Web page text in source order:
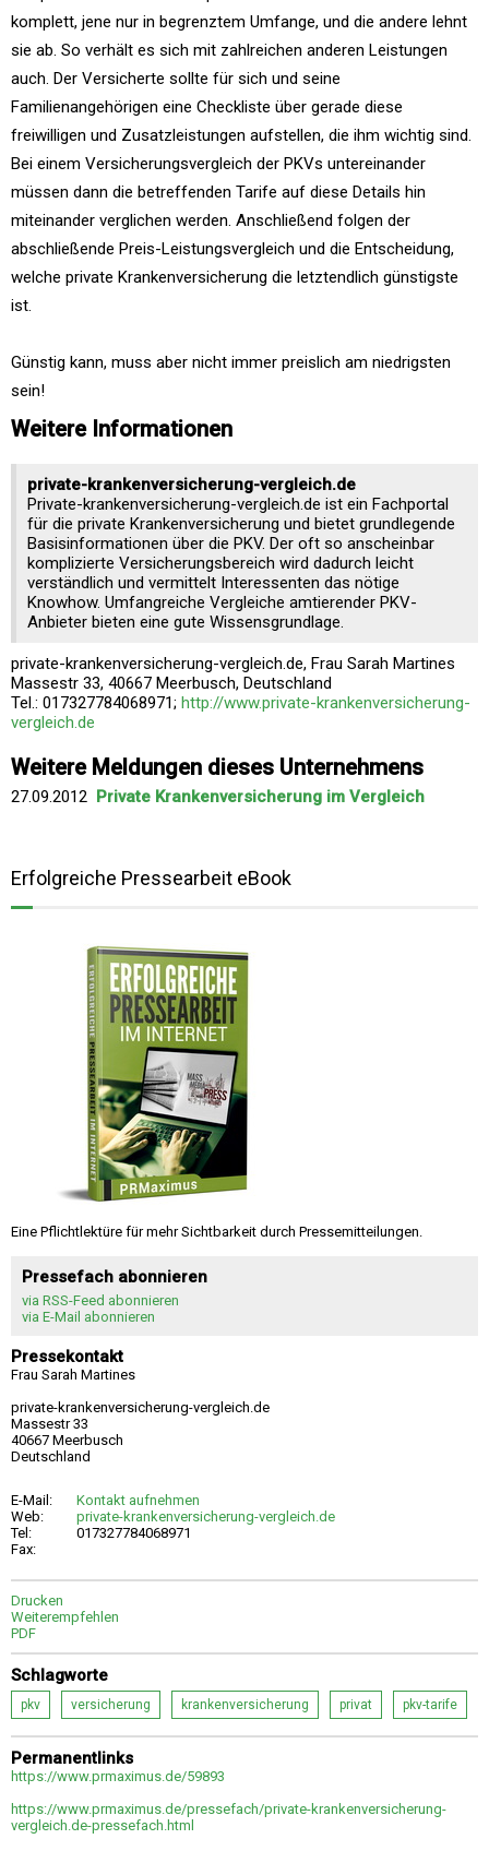
komplett, jene nur in begrenztem Umfange, und die andere lehnt
sie ab. So verhält es sich mit zahlreichen anderen Leistungen
auch. Der Versicherte sollte für sich und seine
Familienangehörigen eine Checkliste über gerade diese
freiwilligen und Zusatzleistungen aufstellen, die ihm wichtig sind.
Bei einem Versicherungsvergleich der PKVs untereinander
müssen dann die betreffenden Tarife auf diese Details hin
miteinander verglichen werden. Anschließend folgen der
abschließende Preis-Leistungsvergleich und die Entscheidung,
welche private Krankenversicherung die letztendlich günstigste
ist.
Günstig kann, muss aber nicht immer preislich am niedrigsten
sein!
Weitere Informationen
private-krankenversicherung-vergleich.de
Private-krankenversicherung-vergleich.de ist ein Fachportal
für die private Krankenversicherung und bietet grundlegende
Basisinformationen über die PKV. Der oft so anscheinbar
komplizierte Versicherungsbereich wird dadurch leicht
verständlich und vermittelt Interessenten das nötige
Knowhow. Umfangreiche Vergleiche amtierender PKV-
Anbieter bieten eine gute Wissensgrundlage.
private-krankenversicherung-vergleich.de, Frau Sarah Martines
Massestr 33, 40667 Meerbusch, Deutschland
Tel.: 017327784068971; http://www.private-krankenversicherung-
vergleich.de
Weitere Meldungen dieses Unternehmens
27.09.2012 Private Krankenversicherung im Vergleich
Erfolgreiche Pressearbeit eBook
Eine Pflichtlektüre für mehr Sichtbarkeit durch Pressemitteilungen.
Pressefach abonnieren
via RSS-Feed abonnieren
via E-Mail abonnieren
Pressekontakt
Frau Sarah Martines
private-krankenversicherung-vergleich.de
Massestr 33
40667 Meerbusch
Deutschland
E-Mail:
Kontakt aufnehmen
Web:
private-krankenversicherung-vergleich.de
Tel:
017327784068971
Fax:
Drucken
Weiterempfehlen
PDF
Schlagworte
pkv versicherung krankenversicherung privat pkv-tarife
Permanentlinks
https://www.prmaximus.de/59893
https://www.prmaximus.de/pressefach/private-krankenversicherung-
vergleich.de-pressefach.html